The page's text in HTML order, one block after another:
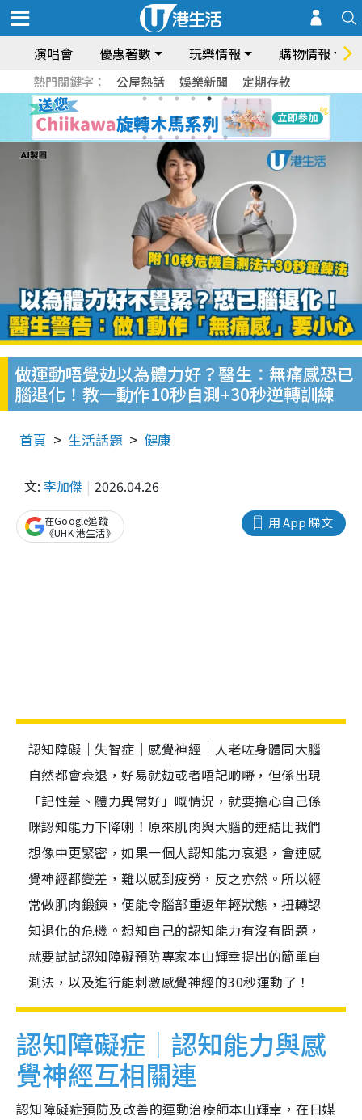
演唱會 優惠著數 玩樂情報 購物情報
熱門關鍵字： 公屋熱話 娛樂新聞 定期存款
做運動唔覺攰以為體力好？醫生：無痛感恐已
腦退化！教一動作10秒自測+30秒逆轉訓練
首頁 生活話題 健康
文: 李加傑 2026.04.26
用 App 睇文
在Google追蹤
《UHK 港生活》
認知障礙｜失智症｜感覺神經｜人老咗身體同大腦
自然都會衰退，好易就攰或者唔記啲嘢，但係出現
「記性差、體力異常好」嘅情況，就要擔心自己係
咪認知能力下降喇！原來肌肉與大腦的連結比我們
想像中更緊密，如果一個人認知能力衰退，會連感
覺神經都變差，難以感到疲勞，反之亦然。所以經
常做肌肉鍛鍊，便能令腦部重返年輕狀態，扭轉認
知退化的危機。想知自己的認知能力有沒有問題，
就要試試認知障礙預防專家本山輝幸提出的簡單自
測法，以及進行能刺激感覺神經的30秒運動了！
認知障礙症｜認知能力與感
覺神經互相關連
認知障礙症預防及改善的運動治療師本山輝幸，在日媒